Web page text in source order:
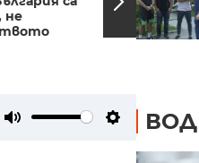
не
Settings